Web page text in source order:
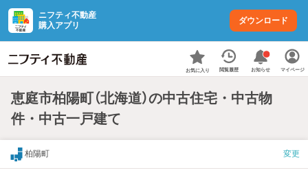
ニフティ不動産
購入アプリ
ダウンロード
お気に入り 閲覧履歴 お知らせ マイページ
恵庭市柏陽町（北海道）の中古住宅・中古物
件・中古一戸建て
柏陽町 変更